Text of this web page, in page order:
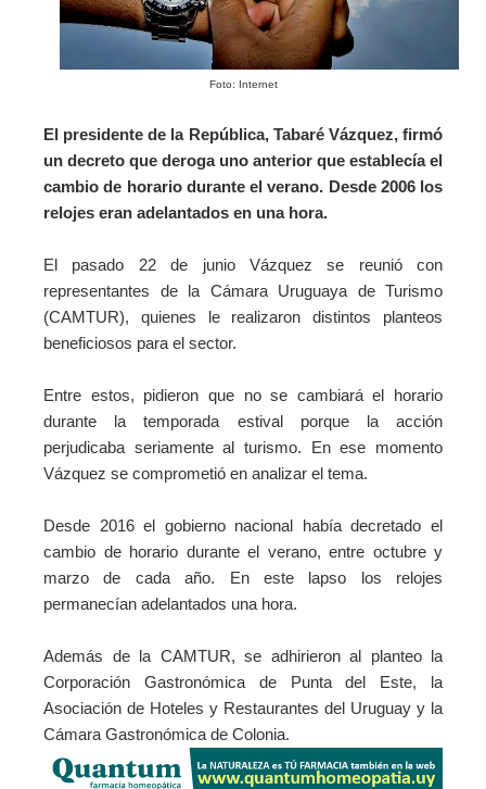
Foto: Internet
El presidente de la República, Tabaré Vázquez, firmó
un decreto que deroga uno anterior que establecía el
cambio de horario durante el verano. Desde 2006 los
relojes eran adelantados en una hora.
El pasado 22 de junio Vázquez se reunió con
representantes de la Cámara Uruguaya de Turismo
(CAMTUR), quienes le realizaron distintos planteos
beneficiosos para el sector.
Entre estos, pidieron que no se cambiará el horario
durante la temporada estival porque la acción
perjudicaba seriamente al turismo. En ese momento
Vázquez se comprometió en analizar el tema.
Desde 2016 el gobierno nacional había decretado el
cambio de horario durante el verano, entre octubre y
marzo de cada año. En este lapso los relojes
permanecían adelantados una hora.
Además de la CAMTUR, se adhirieron al planteo la
Corporación Gastronómica de Punta del Este, la
Asociación de Hoteles y Restaurantes del Uruguay y la
Cámara Gastronómica de Colonia.